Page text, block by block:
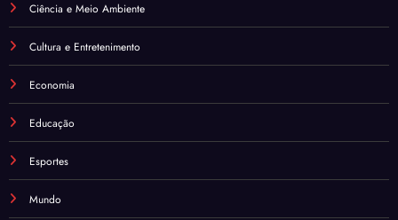
Ciência e Meio Ambiente
Cultura e Entretenimento
Economia
Educação
Esportes
Mundo